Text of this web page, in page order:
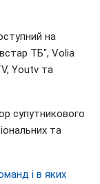
на
ТБ", Volia
Youtv та
супутникового
та
і в яких